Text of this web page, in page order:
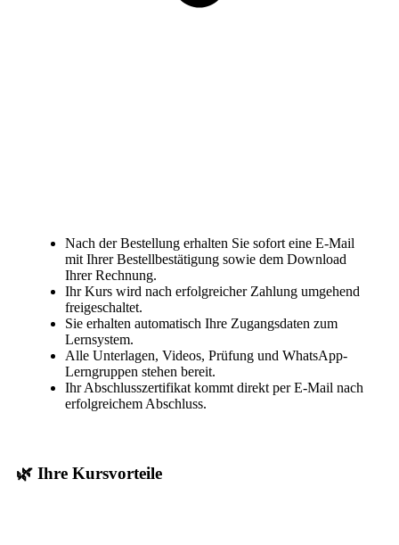
Nach der Bestellung erhalten Sie sofort eine E-Mail
mit Ihrer Bestellbestätigung sowie dem Download
Ihrer Rechnung.
Ihr Kurs wird nach erfolgreicher Zahlung umgehend
freigeschaltet.
Sie erhalten automatisch Ihre Zugangsdaten zum
Lernsystem.
Alle Unterlagen, Videos, Prüfung und WhatsApp-
Lerngruppen stehen bereit.
Ihr Abschlusszertifikat kommt direkt per E-Mail nach
erfolgreichem Abschluss.
🌿 Ihre Kursvorteile